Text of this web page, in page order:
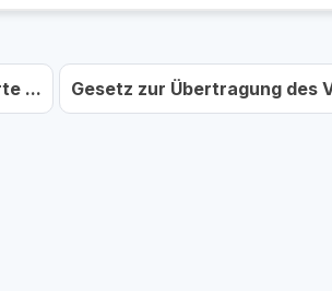
... Gesetz zur Übertragung des